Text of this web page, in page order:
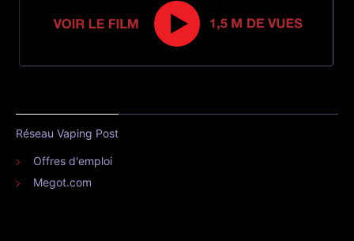
Réseau Vaping Post
Offres d'emploi
Megot.com